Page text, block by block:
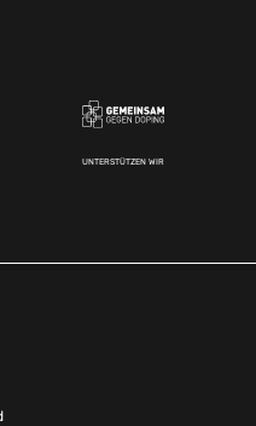
UNTERSTÜTZEN WIR